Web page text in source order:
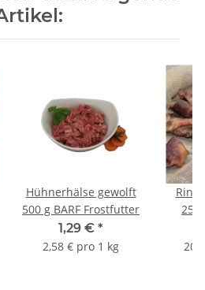
Hühnerhälse gewolft
500 g BARF Frostfutter
1,29 € *
2,58 € pro 1 kg
250